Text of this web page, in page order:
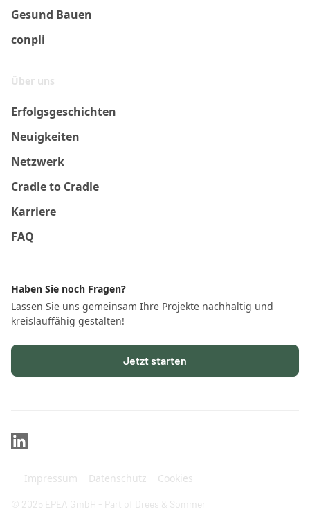
Gesund Bauen
conpli
Über uns
Erfolgsgeschichten
Neuigkeiten
Netzwerk
Cradle to Cradle
Karriere
FAQ
Haben Sie noch Fragen?
Lassen Sie uns gemeinsam Ihre Projekte nachhaltig und
kreislauffähig gestalten!
Jetzt starten
© 2025 EPEA GmbH - Part of Drees & Sommer
Impressum Datenschutz Cookies